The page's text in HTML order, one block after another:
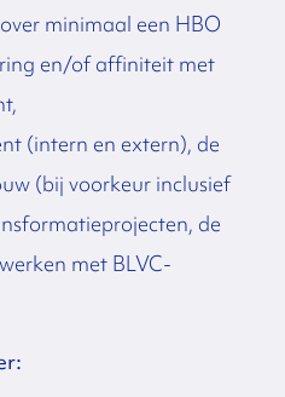
minimaal een HBO
en/of affiniteit met
(intern en extern), de
(bij voorkeur inclusief
de
met BLVC-